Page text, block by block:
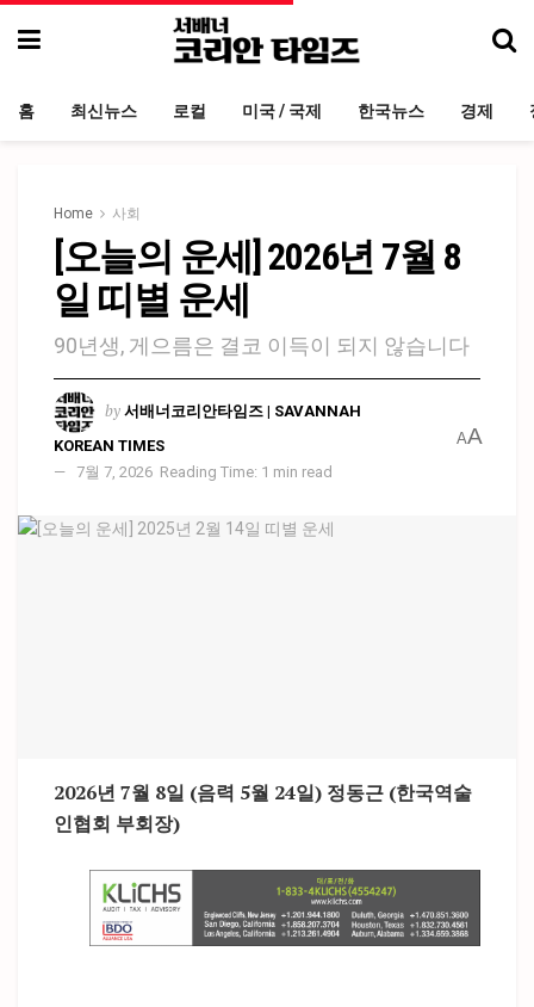
홈 최신뉴스 로컬 미국 / 국제 한국뉴스 경제
Home 사회
[오늘의 운세] 2026년 7월 8
일 띠별 운세
90년생, 게으름은 결코 이득이 되지 않습니다
by 서배너코리안타임즈 | SAVANNAH
KOREAN TIMES
7월 7, 2026 Reading Time: 1 min read
AA
2026년 7월 8일 (음력 5월 24일) 정동근 (한국역술
인협회 부회장)